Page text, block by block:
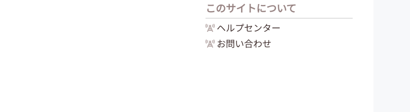
このサイトについて
ヘルプセンター
お問い合わせ